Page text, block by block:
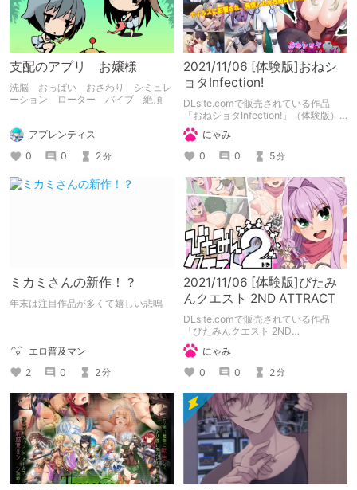
支配のアプリ お嬢様
洗脳 おっぱい おさわり シミュレ
ーション ローター バイブ 絶頂
アプレンティス
0
0 2分
2021/11/06 [体験版]おねシ
ョタInfection!
DLsite.comで販売されている作品
「おねショタInfection!」（体験版）
の備忘録となります。
にゃみ
0
0 5分
ミカミさんの新作！？
年末は注目作品が多くて嬉しい悲鳴
エロ普及マン
2
0 2分
2021/11/06 [体験版]びたみ
んクエスト 2ND ATTRACT
DLsite.comで販売されている作品
「びたみんクエスト 2ND
ATTRACT」（体験版）の備忘録とな
ります。
にゃみ
0
0 2分